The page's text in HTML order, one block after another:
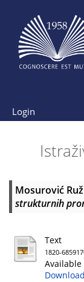
Login
Mosurović
strukturnih
Text
1820-